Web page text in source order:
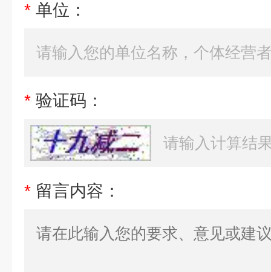
* 单位：
* 验证码：
* 留言内容：